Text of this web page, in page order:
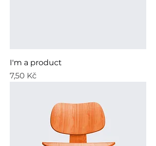
I'm a product
Cena
7,50 Kč